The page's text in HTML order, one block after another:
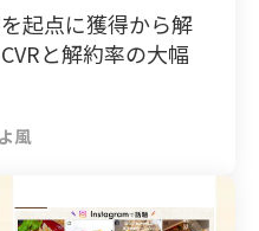
起点に獲得から解
と解約率の大幅
風